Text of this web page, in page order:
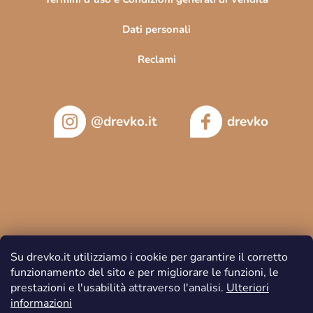
Su drevko.it utilizziamo i cookie per garantire il corretto
funzionamento del sito e per migliorare le funzioni, le
prestazioni e l'usabilità attraverso l'analisi. Ulteriori
informazioni
Dati personali
Reclami
@drevko.it drevko